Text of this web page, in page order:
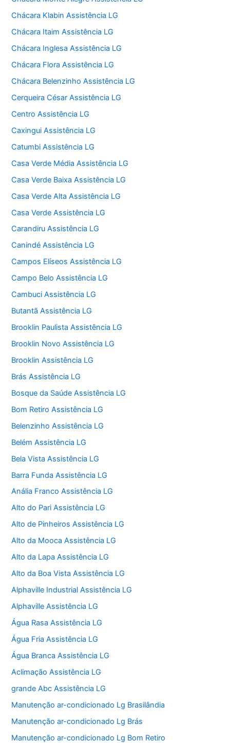
Chácara Klabin Assistência LG
Chácara Itaim Assistência LG
Chácara Inglesa Assistência LG
Chácara Flora Assistência LG
Chácara Belenzinho Assistência LG
Cerqueira César Assistência LG
Centro Assistência LG
Caxingui Assistência LG
Catumbi Assistência LG
Casa Verde Média Assistência LG
Casa Verde Baixa Assistência LG
Casa Verde Alta Assistência LG
Casa Verde Assistência LG
Carandiru Assistência LG
Canindé Assistência LG
Campos Elíseos Assistência LG
Campo Belo Assistência LG
Cambuci Assistência LG
Butantã Assistência LG
Brooklin Paulista Assistência LG
Brooklin Novo Assistência LG
Brooklin Assistência LG
Brás Assistência LG
Bosque da Saúde Assistência LG
Bom Retiro Assistência LG
Belenzinho Assistência LG
Belém Assistência LG
Bela Vista Assistência LG
Barra Funda Assistência LG
Anália Franco Assistência LG
Alto do Pari Assistência LG
Alto de Pinheiros Assistência LG
Alto da Mooca Assistência LG
Alto da Lapa Assistência LG
Alto da Boa Vista Assistência LG
Alphaville Industrial Assistência LG
Alphaville Assistência LG
Água Rasa Assistência LG
Água Fria Assistência LG
Água Branca Assistência LG
Aclimação Assistência LG
grande Abc Assistência LG
Manutenção ar-condicionado Lg Brasilândia
Manutenção ar-condicionado Lg Brás
Manutenção ar-condicionado Lg Bom Retiro